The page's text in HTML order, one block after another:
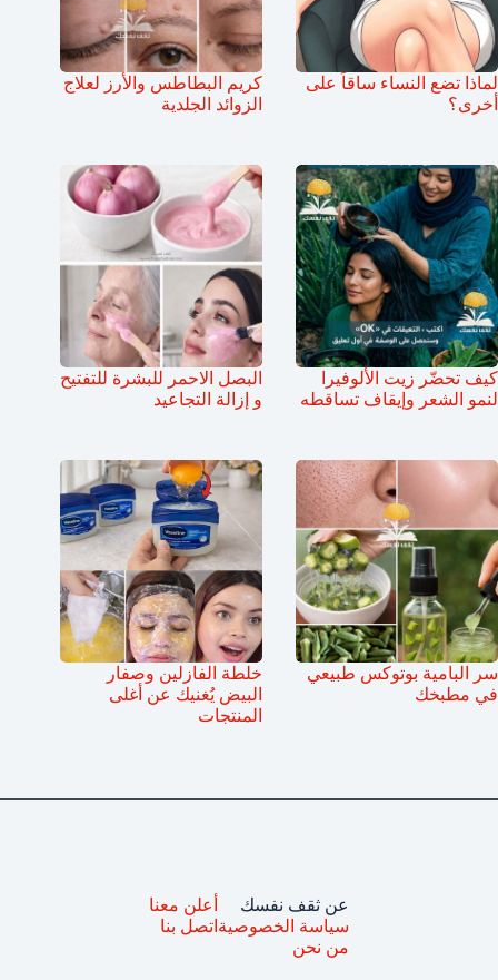
لماذا تضع النساء ساقاً على
أخرى؟
كريم البطاطس والأرز لعلاج
الزوائد الجلدية
كيف تحضّر زيت الألوفيرا
لنمو الشعر وإيقاف تساقطه
البصل الاحمر للبشرة للتفتيح
و إزالة التجاعيد
سر البامية بوتوكس طبيعي
في مطبخك
خلطة الفازلين وصفار
البيض يُغنيك عن أغلى
المنتجات
عن ثقف نفسك
سياسة الخصوصية
من نحن
أعلن معنا
اتصل بنا